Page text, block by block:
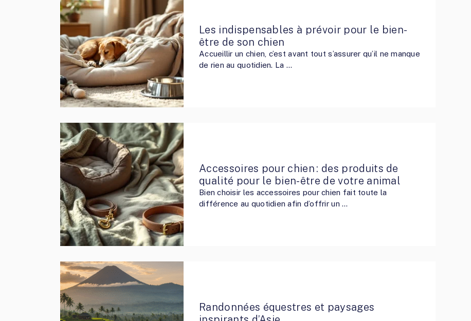
Les indispensables à prévoir pour le bien-
être de son chien
Accueillir un chien, c’est avant tout s’assurer qu’il ne manque
de rien au quotidien. La …
Accessoires pour chien : des produits de
qualité pour le bien-être de votre animal
Bien choisir les accessoires pour chien fait toute la
différence au quotidien afin d’offrir un …
Randonnées équestres et paysages